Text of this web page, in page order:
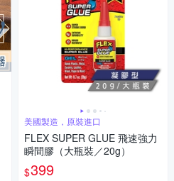
美國製造，原裝進口
FLEX SUPER GLUE 飛速強力
瞬間膠（大瓶裝／20g）
$399